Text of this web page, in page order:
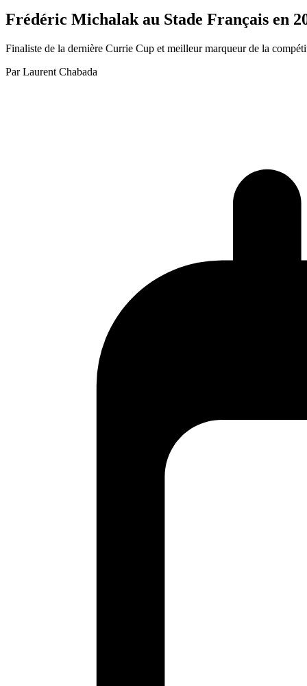
Frédéric Michalak au Stade Français en
Finaliste de la dernière Currie Cup et meilleur marqueur de la
Par Laurent Chabada